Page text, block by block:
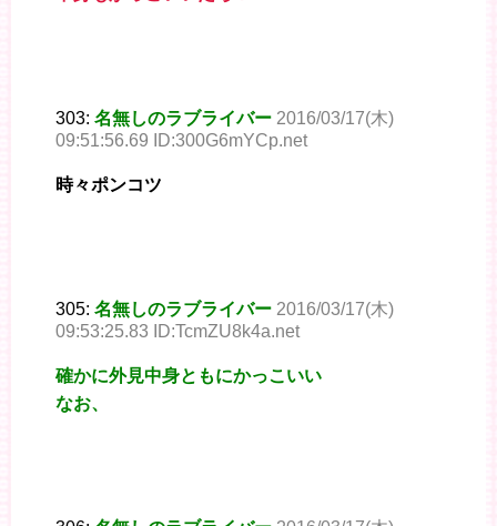
303: 名無しのラブライバー 2016/03/17(木)
09:51:56.69 ID:300G6mYCp.net
時々ポンコツ
305: 名無しのラブライバー 2016/03/17(木)
09:53:25.83 ID:TcmZU8k4a.net
確かに外見中身ともにかっこいい
なお、